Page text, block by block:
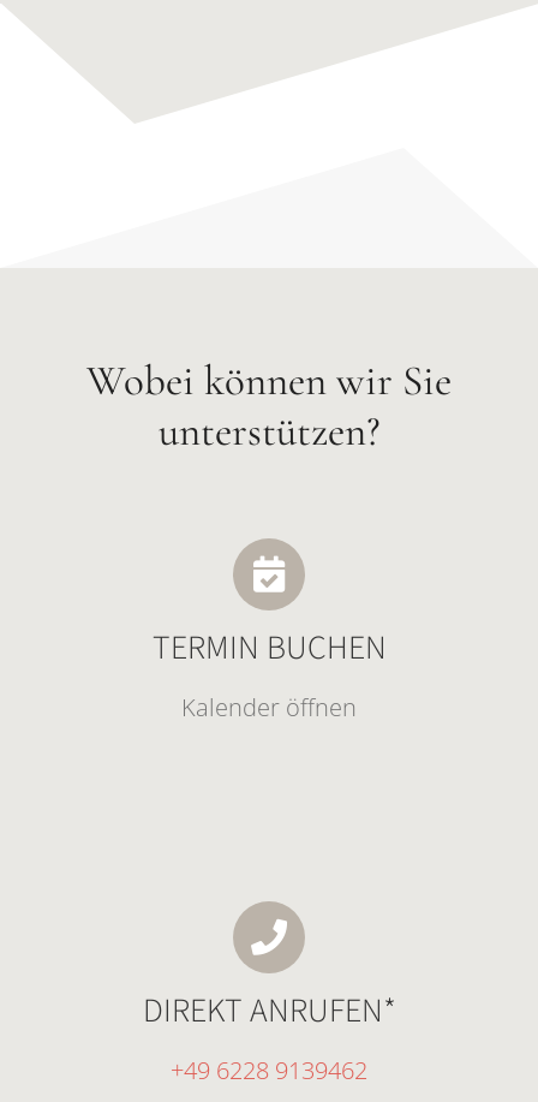
Wobei können wir Sie
unterstützen?
TERMIN BUCHEN
Kalender öffnen
DIREKT ANRUFEN*
+49 6228 9139462